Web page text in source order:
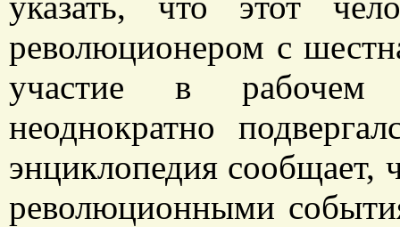
революционером с
участие в рабочем
неоднократно
энциклопедия сообщает,
революционными